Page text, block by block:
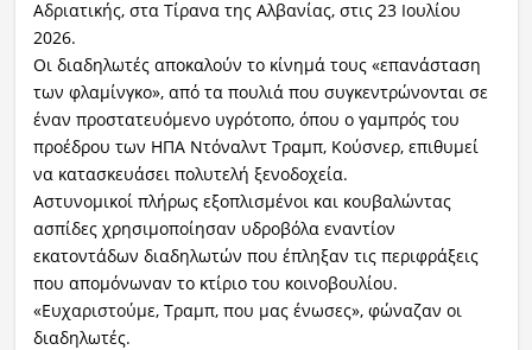
Αδριατικής, στα Τίρανα της Αλβανίας, στις 23 Ιουλίου
2026.
Οι διαδηλωτές αποκαλούν το κίνημά τους «επανάσταση
των φλαμίνγκο», από τα πουλιά που συγκεντρώνονται σε
έναν προστατευόμενο υγρότοπο, όπου ο γαμπρός του
προέδρου των ΗΠΑ Ντόναλντ Τραμπ, Κούσνερ, επιθυμεί
να κατασκευάσει πολυτελή ξενοδοχεία.
Αστυνομικοί πλήρως εξοπλισμένοι και κουβαλώντας
ασπίδες χρησιμοποίησαν υδροβόλα εναντίον
εκατοντάδων διαδηλωτών που έπληξαν τις περιφράξεις
που απομόνωναν το κτίριο του κοινοβουλίου.
«Ευχαριστούμε, Τραμπ, που μας ένωσες», φώναζαν οι
διαδηλωτές.